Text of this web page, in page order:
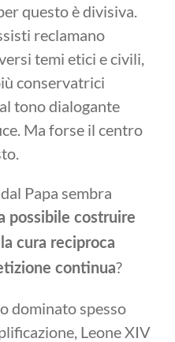
questo è divisiva.
reclamano
temi etici e civili,
conservatrici
tono dialogante
Ma forse il centro
Papa sembra
possibile costruire
cura reciproca
continua?
dominato spesso
Leone XIV